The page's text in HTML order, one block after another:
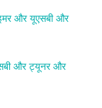
और यूएसबी और
और ट्यूनर और